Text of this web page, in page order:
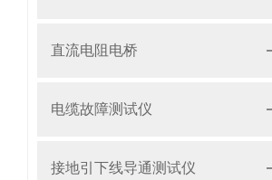
直流电阻电桥
电缆故障测试仪
接地引下线导通测试仪